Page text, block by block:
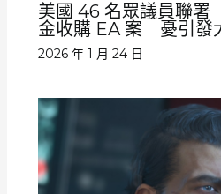
美國 46 名眾議員聯
金收購 EA 案 憂引發
2026 年 1 月 24 日